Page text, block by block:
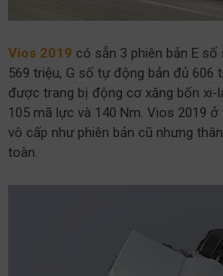
Vios 2019 có sẵn 3 phiên bản E
569 triệu, G số tự động bản đủ 606
được trang bị động cơ xăng bốn xi-
105 mã lực và 140 Nm. Vios 2019
vô cấp như phiên bản cũ nhưng
toàn.